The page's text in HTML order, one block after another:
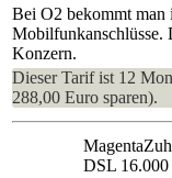
Bei O2 bekommt man
Mobilfunkanschlüsse.
Konzern.
Dieser Tarif ist 12
288,00 Euro sparen).
DSL 16.000